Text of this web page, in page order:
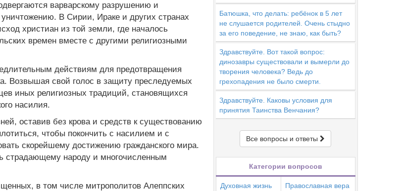
варварскому разрушению и
В Сирии, Ираке и других странах
христиан из той земли, где началось
времен вместе с другими религиозными
действиям для предотвращения
Возвышая свой голос в защиту преследуемых
иных религиозных традиций, становящихся
насилия.
оставив без крова и средств к существованию
чтобы покончить с насилием и с
скорейшему достижению гражданского мира.
страдающему народу и многочисленным
в том числе митрополитов Алеппских
Батюшка, что делать: ребёнок в 5 лет
не слушается родителей. Очень стыдно
за его поведение, не знаю, как быть?
Здравствуйте. Вот такой вопрос:
динозавры существовали и вымерли до
творения человека? Ведь до
грехопадения не было смерти.
Здравствуйте. Каковы условия для
принятия Таинства Венчания?
Все вопросы и ответы
Категории вопросов
Духовная жизнь
Православная вера